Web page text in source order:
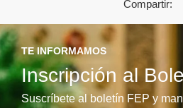
Compartir:
TE INFORMAMOS
Inscripción al
Suscríbete al boletín FEP y